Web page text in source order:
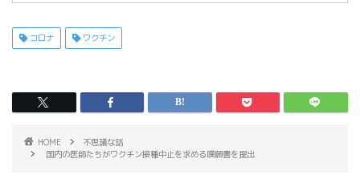
コロナ ワクチン
HOME
不思議な話
国内の医師たちがワクチン接種中止を求める嘆願書を提出